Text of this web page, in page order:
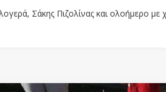
Σάκης Πιζολίνας και ολοήμερο με